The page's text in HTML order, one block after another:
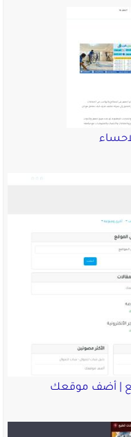
| أضف موقعك